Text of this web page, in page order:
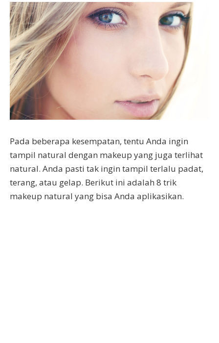
Pada beberapa kesempatan, tentu Anda ingin
tampil natural dengan makeup yang juga terlihat
natural. Anda pasti tak ingin tampil terlalu padat,
terang, atau gelap. Berikut ini adalah 8 trik
makeup natural yang bisa Anda aplikasikan.